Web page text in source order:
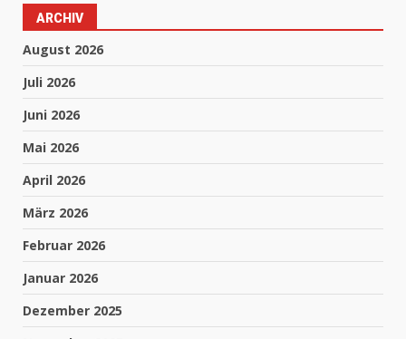
ARCHIV
August 2026
Juli 2026
Juni 2026
Mai 2026
April 2026
März 2026
Februar 2026
Januar 2026
Dezember 2025